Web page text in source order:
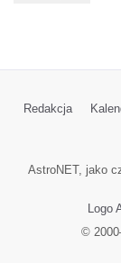
Redakcja
AstroNET, jako
Logo
©